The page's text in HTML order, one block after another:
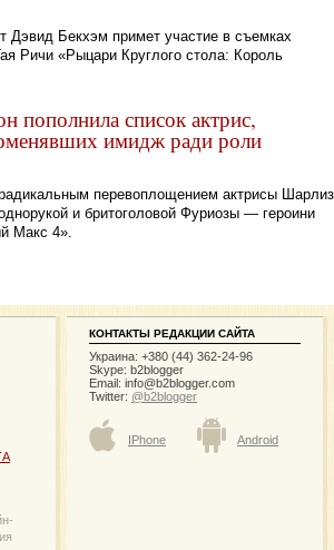
Дэвид Бекхэм примет участие в съемках
Ричи «Рыцари Круглого стола: Король
пополнила список актрис,
имидж ради роли
перевоплощением актрисы Шарлиз
и бритоголовой Фуриозы — героини
Макс 4».
КОНТАКТЫ РЕДАКЦИИ САЙТА
Украина: +380 (44) 362-24-96
Skype: b2blogger
Email: info@b2blogger.com
Twitter: @b2blogger
IPhone Android